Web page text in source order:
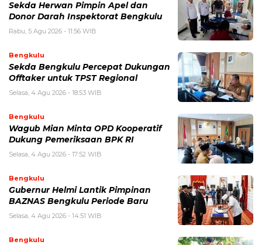
Sekda Herwan Pimpin Apel dan
Donor Darah Inspektorat Bengkulu
Rabu, 5 Agu 2026 - 11:56 WIB
Bengkulu
Sekda Bengkulu Percepat Dukungan
Offtaker untuk TPST Regional
Selasa, 4 Agu 2026 - 18:53 WIB
Bengkulu
Wagub Mian Minta OPD Kooperatif
Dukung Pemeriksaan BPK RI
Selasa, 4 Agu 2026 - 17:52 WIB
Bengkulu
Gubernur Helmi Lantik Pimpinan
BAZNAS Bengkulu Periode Baru
Selasa, 4 Agu 2026 - 14:51 WIB
Bengkulu